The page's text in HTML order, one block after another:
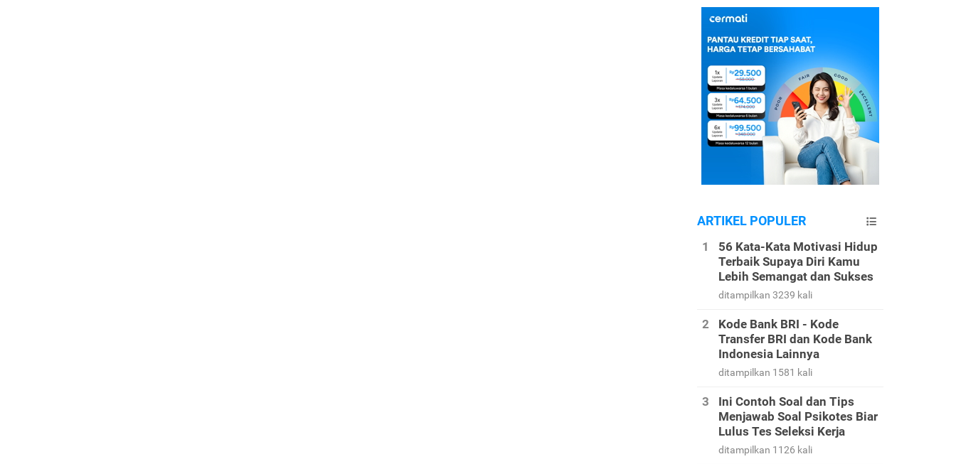
ARTIKEL POPULER
56 Kata-Kata Motivasi Hidup
Terbaik Supaya Diri Kamu
Lebih Semangat dan Sukses
ditampilkan 3239 kali
Kode Bank BRI - Kode
Transfer BRI dan Kode Bank
Indonesia Lainnya
ditampilkan 1581 kali
Ini Contoh Soal dan Tips
Menjawab Soal Psikotes Biar
Lulus Tes Seleksi Kerja
ditampilkan 1126 kali